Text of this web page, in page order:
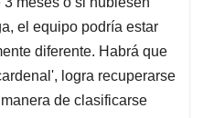
diferente. Habrá que
logra recuperarse
de clasificarse